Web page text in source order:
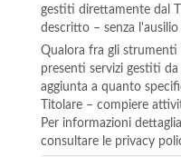
gestiti direttamente dal
descritto – senza l'ausilio
Qualora fra gli
presenti servizi gestiti
aggiunta a quanto
Titolare – compiere
Per informazioni
consultare le privacy